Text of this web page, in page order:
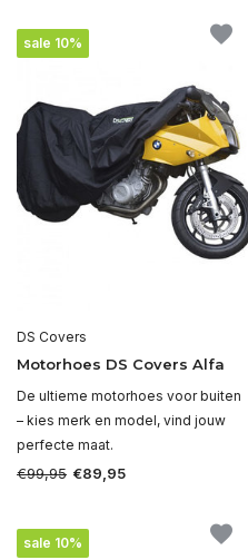
sale 10%
DS Covers
Motorhoes DS Covers Alfa
De ultieme motorhoes voor buiten
– kies merk en model, vind jouw
perfecte maat.
€99,95 €89,95
sale 10%